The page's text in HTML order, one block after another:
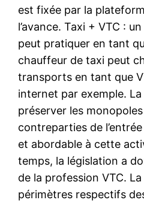
est fixée par la
l’avance. Taxi + VTC :
peut pratiquer en tant
chauffeur de taxi peut
transports en tant que
internet par exemple.
préserver les
contreparties de
et abordable à cette
temps, la législation a
de la profession VTC.
périmètres respectifs